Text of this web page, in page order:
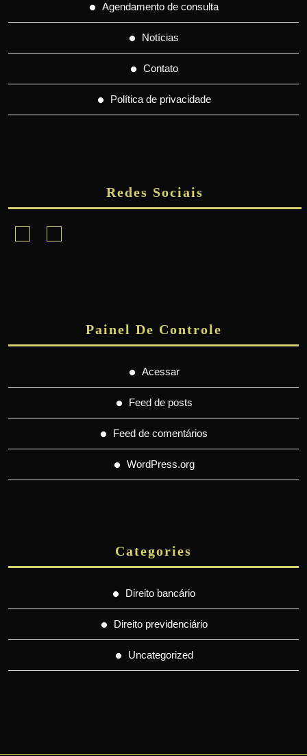
Agendamento de consulta
Notícias
Contato
Política de privacidade
Redes Sociais
Facebook
Painel De Controle
Acessar
Feed de posts
Feed de comentários
WordPress.org
Categories
Direito bancário
Direito previdenciário
Uncategorized